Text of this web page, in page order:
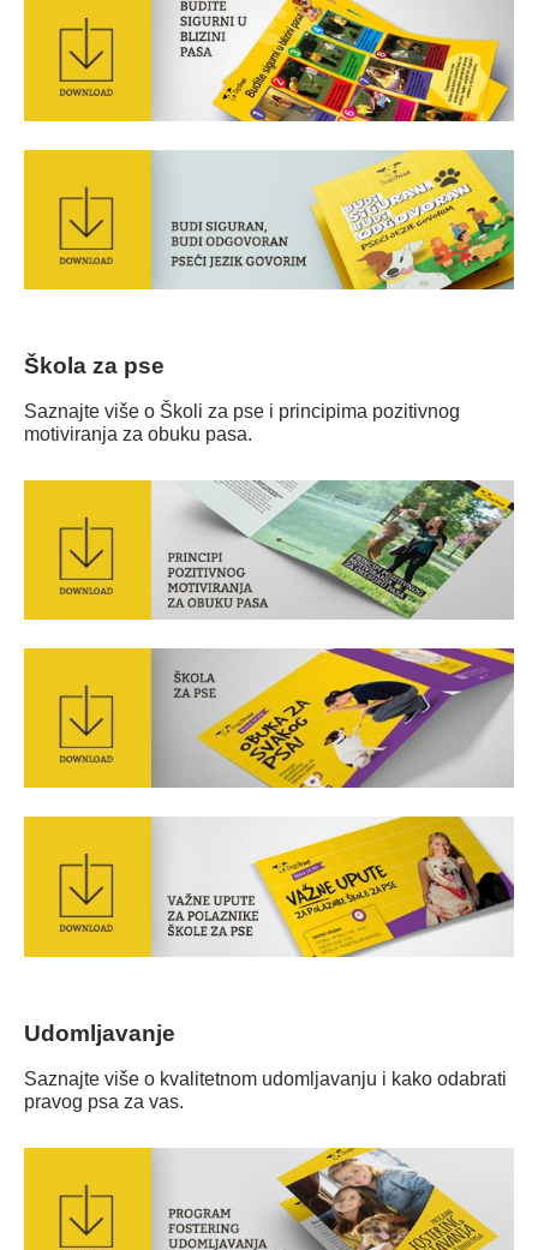
Škola za pse
Saznajte više o Školi za pse i principima pozitivnog
motiviranja za obuku pasa.
Udomljavanje
Saznajte više o kvalitetnom udomljavanju i kako odabrati
pravog psa za vas.